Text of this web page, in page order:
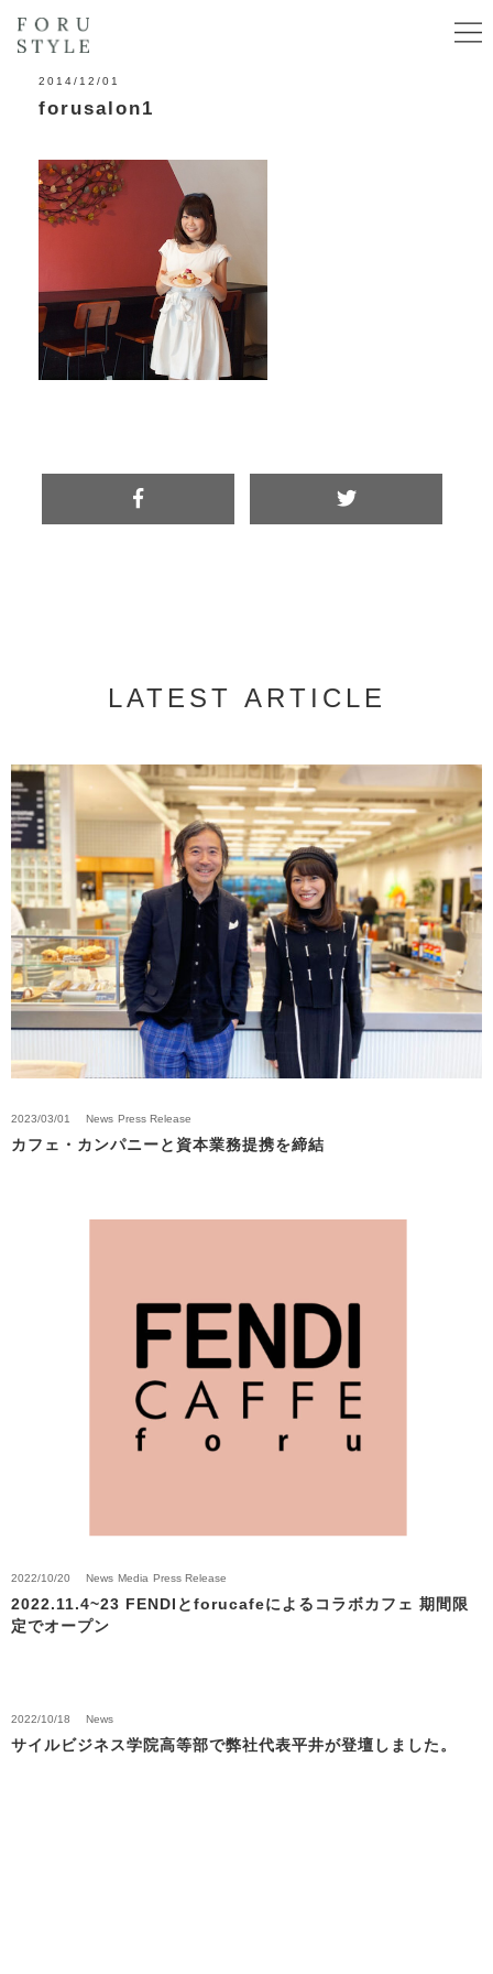
2014/12/01
forusalon1
LATEST ARTICLE
2023/03/01 News Press Release
カフェ・カンパニーと資本業務提携を締結
2022/10/20 News Media Press Release
2022.11.4~23 FENDIとforucafeによるコラボカフェ 期間限
定でオープン
2022/10/18 News
サイルビジネス学院高等部で弊社代表平井が登壇しました。